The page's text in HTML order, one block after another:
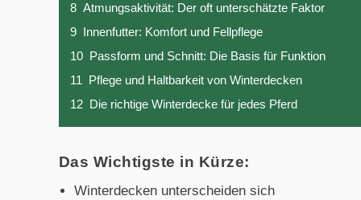
8 Atmungsaktivität: Der oft unterschätzte Faktor
9 Innenfutter: Komfort und Fellpflege
10 Passform und Schnitt: Die Basis für Funktion
11 Pflege und Haltbarkeit von Winterdecken
12 Die richtige Winterdecke für jedes Pferd
Das Wichtigste in Kürze:
Winterdecken unterscheiden sich